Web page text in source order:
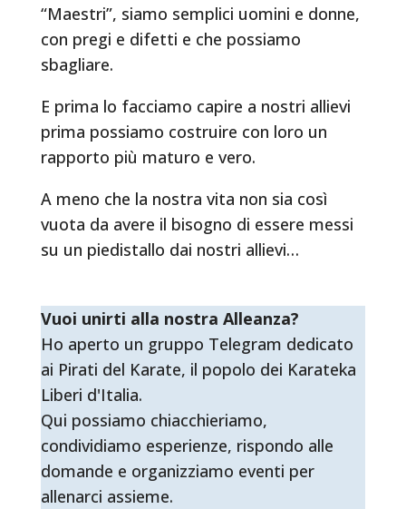
“Maestri”, siamo semplici uomini e donne,
con pregi e difetti e che possiamo
sbagliare.
E prima lo facciamo capire a nostri allievi
prima possiamo costruire con loro un
rapporto più maturo e vero.
A meno che la nostra vita non sia così
vuota da avere il bisogno di essere messi
su un piedistallo dai nostri allievi…
Vuoi unirti alla nostra Alleanza?
Ho aperto un gruppo Telegram dedicato
ai Pirati del Karate, il popolo dei Karateka
Liberi d'Italia.
Qui possiamo chiacchieriamo,
condividiamo esperienze, rispondo alle
domande e organizziamo eventi per
allenarci assieme.